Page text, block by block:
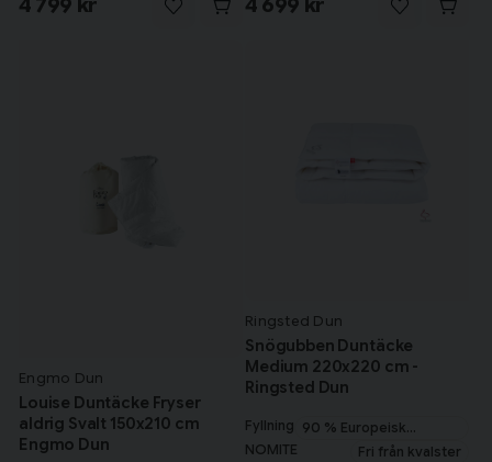
Engmo Dun
Louise Duntäcke Fryser
aldrig Svalt 150x210 cm
Engmo Dun
Ringsted Dun
Snögubben Duntäcke
Medium 220x220 cm -
Ringsted Dun
Fyllning 90 % Europeisk
myskanddun
NOMITE Fri från kvalster